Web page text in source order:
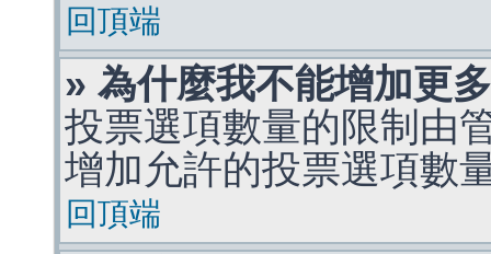
回頂端
» 為什麼我不能增加更
投票選項數量的限制由
增加允許的投票選項數
回頂端